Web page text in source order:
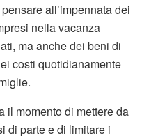
all’impennata dei
nella vacanza
ma anche dei beni di
costi quotidianamente
il momento di mettere da
di parte e di limitare i